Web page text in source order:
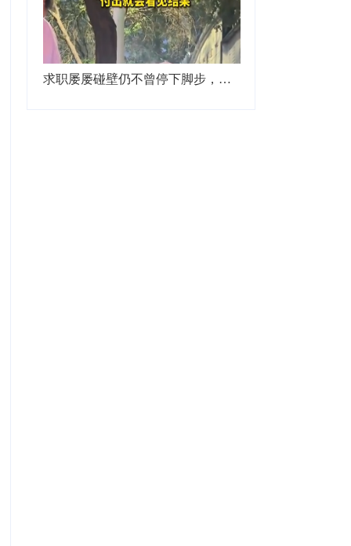
求职屡屡碰壁仍不曾停下脚步，巴彦淖尔95后残疾姑娘用努力证明自己，“付出就会看见结果”